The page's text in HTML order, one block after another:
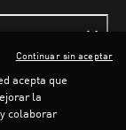
acepta que
la
colaborar
Continuar sin aceptar